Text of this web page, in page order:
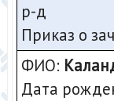
р-д
Приказ о
ФИО:
Дата